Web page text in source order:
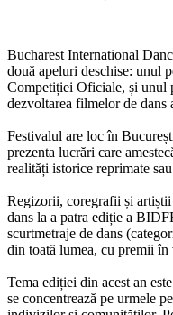
Bucharest International
două apeluri deschise: unul
Competiției Oficiale, și unul
dezvoltarea filmelor de dans
Festivalul are loc în
prezenta lucrări care
realități istorice reprimate
Regizorii, coregrafii și
dans la a patra ediție a
scurtmetraje de dans
din toată lumea, cu premii în
Tema ediției din acest an
se concentrează pe urmele